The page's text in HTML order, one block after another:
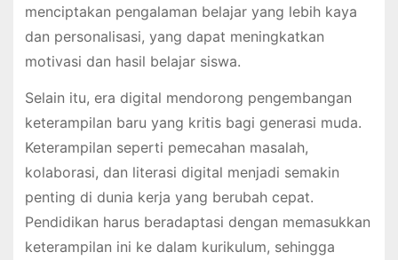
menciptakan pengalaman belajar yang lebih kaya
dan personalisasi, yang dapat meningkatkan
motivasi dan hasil belajar siswa.
Selain itu, era digital mendorong pengembangan
keterampilan baru yang kritis bagi generasi muda.
Keterampilan seperti pemecahan masalah,
kolaborasi, dan literasi digital menjadi semakin
penting di dunia kerja yang berubah cepat.
Pendidikan harus beradaptasi dengan memasukkan
keterampilan ini ke dalam kurikulum, sehingga